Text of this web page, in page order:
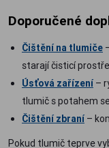
Doporučené
Čištění na tlumiče
starají čisticí
Úsťová zařízení –
tlumič s potahem
Čištění zbraní –
Pokud tlumič teprve